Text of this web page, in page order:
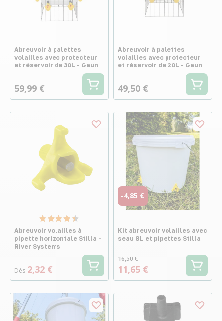
Abreuvoir à palettes
volailles avec protecteur
et réservoir de 30L - Gaun
59,99 €
Abreuvoir à palettes
volailles avec protecteur
et réservoir de 20L - Gaun
49,50 €
Abreuvoir volailles à
pipette horizontale Stilla -
River Systems
Dès 2,32 €
-4,85 €
Kit abreuvoir volailles avec
seau 8L et pipettes Stilla
16,50 €
11,65 €